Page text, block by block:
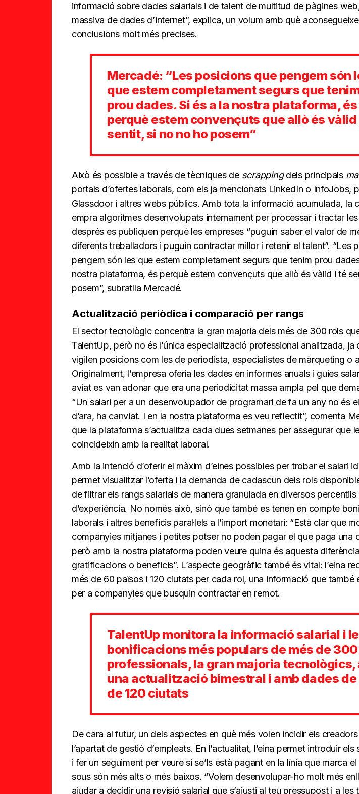
informació sobre dades salarials i de talent de multitud de pàgines
massiva de dades d’internet”, explica, un volum amb què
conclusions molt més precises.
Mercadé: “Les posicions que pengem són
que estem completament segurs que
prou dades. Si és a la nostra plataforma, és
perquè estem convençuts que allò és vàlid
sentit, si no no ho posem”
Això és possible a través de tècniques de scrappingdels principals
portals d’ofertes laborals, com els ja mencionats LinkedIn o InfoJobs,
Glassdoor i altres webs públics. Amb tota la informació acumulada, la
empra algoritmes desenvolupats internament per processar i tractar
després es publiquen perquè les empreses “puguin saber el valor de
diferents treballadors i puguin contractar millor i retenir el talent”. “Les
pengem són les que estem completament segurs que tenim prou
nostra plataforma, és perquè estem convençuts que allò és vàlid i té
posem”, subratlla Mercadé.
Actualització periòdica i comparació per rangs
El sector tecnològic concentra la gran majoria dels més de 300 rols
TalentUp, però no és l’única especialització professional analitzada, ja
vigilen posicions com les de periodista, especialistes de màrqueting o
Originalment, l’empresa oferia les dades en informes anuals i guies
aviat es van adonar que era una periodicitat massa ampla pel que
“Un salari per a un desenvolupador de programari de fa un any no és
d’ara, ha canviat. I en la nostra plataforma es veu reflectit”, comenta
que la plataforma s’actualitza cada dues setmanes per assegurar que
coincideixin amb la realitat laboral.
Amb la intenció d’oferir el màxim d’eines possibles per trobar el salari
permet visualitzar l’oferta i la demanda de cadascun dels rols
de filtrar els rangs salarials de manera granulada en diversos percentils
d’experiència. No només això, sinó que també es tenen en compte
laborals i altres beneficis paral·lels a l’import monetari: “Està clar que
companyies mitjanes i petites potser no poden pagar el que paga una
però amb la nostra plataforma poden veure quina és aquesta
gratificacions o beneficis”. L’aspecte geogràfic també és vital: l’eina
més de 60 països i 120 ciutats per cada rol, una informació que també
per a companyies que busquin contractar en remot.
TalentUp monitora la informació salarial i
bonificacions més populars de més de
professionals, la gran majoria tecnològics,
una actualització bimestral i amb dades de
de 120 ciutats
De cara al futur, un dels aspectes en què més volen incidir els
l’apartat de gestió d’empleats. En l’actualitat, l’eina permet introduir els
i fer un seguiment per veure si se’ls està pagant en la línia que marca
sous són més alts o més baixos. “Volem desenvolupar-ho molt més
ajudar a decidir una revisió salarial que s’ajusti al teu pressupost i a les